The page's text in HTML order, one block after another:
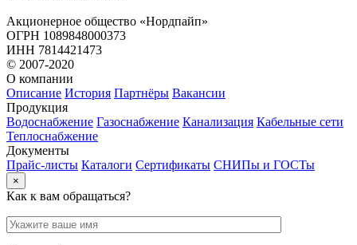
Акционерное общество «Нордпайп»
ОГРН 1089848000373
ИНН 7814421473
© 2007-2020
О компании
Описание История Партнёры Вакансии
Продукция
Водоснабжение Газоснабжение Канализация Кабельные сети
Теплоснабжение
Документы
Прайс-листы Каталоги Сертификаты СНИПы и ГОСТы
×
Как к вам обращаться?